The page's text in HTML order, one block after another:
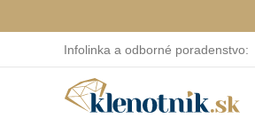
Infolinka a odborné poradenstvo: